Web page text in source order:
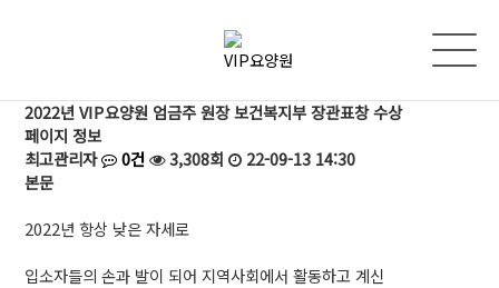
2022년 VIP요양원 엄금주 원장 보건복지부 장관표창 수상
페이지 정보
최고관리자
0건 3,308회
22-09-13 14:30
본문
2022년 항상 낮은 자세로
입소자들의 손과 발이 되어 지역사회에서 활동하고 계신